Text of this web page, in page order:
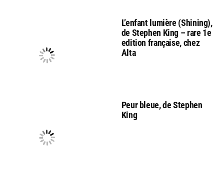
L’enfant lumière (Shining),
de Stephen King – rare 1e
edition française, chez
Alta
Peur bleue, de Stephen
King